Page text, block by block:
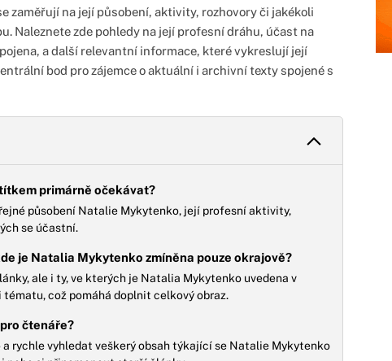
zaměřují na její působení, aktivity, rozhovory či jakékoli
Naleznete zde pohledy na její profesní dráhu, účast na
a další relevantní informace, které vykreslují její
bod pro zájemce o aktuální i archivní texty spojené s
primárně očekávat?
působení Natalie Mykytenko, její profesní aktivity,
se účastní.
je Natalia Mykytenko zmíněna pouze okrajově?
ale i ty, ve kterých je Natalia Mykytenko uvedena v
což pomáhá doplnit celkový obraz.
čtenáře?
rychle vyhledat veškerý obsah týkající se Natalie Mykytenko